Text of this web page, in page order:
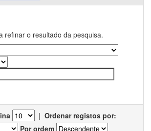
refinar o resultado da pesquisa.
| Ordenar registos por:
Por ordem